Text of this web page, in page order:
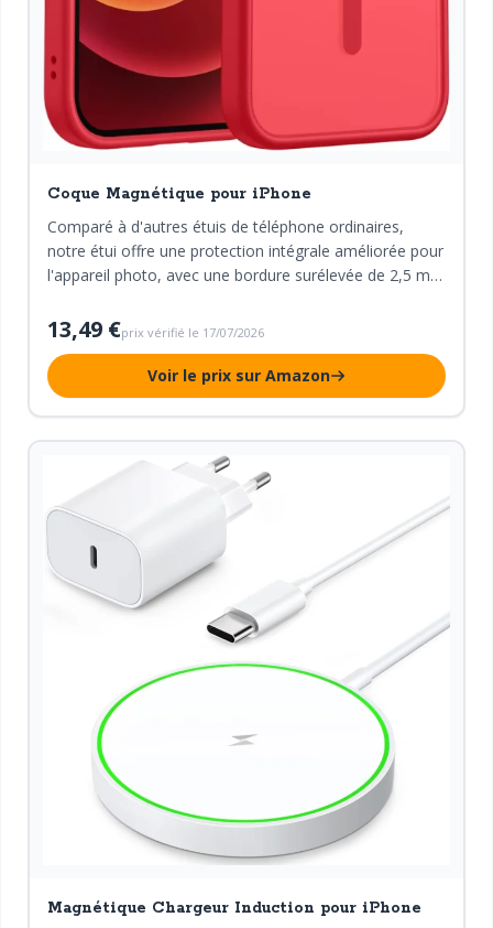
Coque Magnétique pour iPhone
Comparé à d'autres étuis de téléphone ordinaires,
notre étui offre une protection intégrale améliorée pour
l'appareil photo, avec une bordure surélevée de 2,5 mm
13,49 €prix vérifié le 17/07/2026
Voir le prix sur Amazon
Magnétique Chargeur Induction pour iPhone